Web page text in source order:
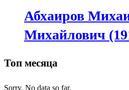
Абхаиров
Михайлович
Топ месяца
Sorry. No data so far.